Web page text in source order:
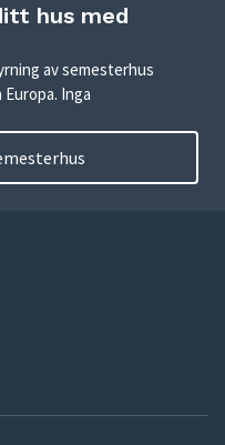
hus med
av semesterhus
Inga